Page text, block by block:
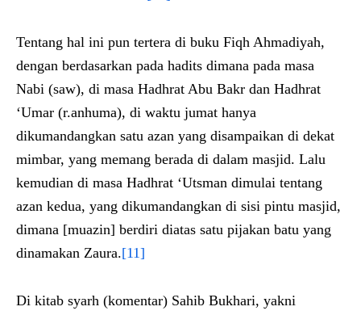
Tentang hal ini pun tertera di buku Fiqh Ahmadiyah,
dengan berdasarkan pada hadits dimana pada masa
Nabi (saw), di masa Hadhrat Abu Bakr dan Hadhrat
‘Umar (r.anhuma), di waktu jumat hanya
dikumandangkan satu azan yang disampaikan di dekat
mimbar, yang memang berada di dalam masjid. Lalu
kemudian di masa Hadhrat ‘Utsman dimulai tentang
azan kedua, yang dikumandangkan di sisi pintu masjid,
dimana [muazin] berdiri diatas satu pijakan batu yang
dinamakan Zaura.[11]
Di kitab syarh (komentar) Sahib Bukhari, yakni